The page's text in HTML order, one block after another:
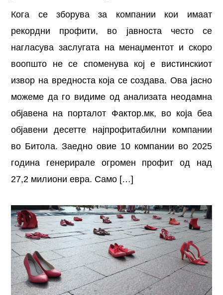
Кога се зборува за компании кои имаат
рекордни профити, во јавноста често се
нагласува заслугата на менаџментот и скоро
воопшто не се споменува кој е вистинскиот
извор на вредноста која се создава. Ова јасно
можеме да го видиме од анализата неодамна
објавена на порталот Фактор.мк, во која беа
објавени десетте најпрофитабилни компании
во Битола. Заедно овие 10 компании во 2025
година генерирале огромен профит од над
27,2 милиони евра. Само […]